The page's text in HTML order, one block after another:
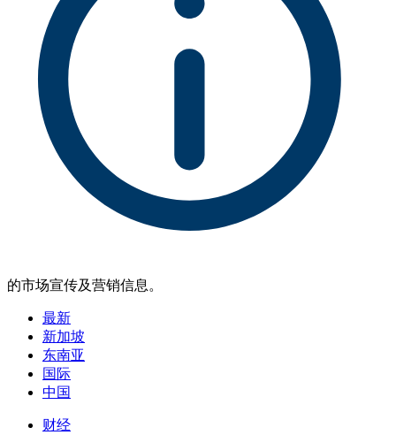
的市场宣传及营销信息。
最新
新加坡
东南亚
国际
中国
财经